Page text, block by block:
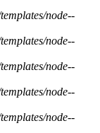
node--
node--
node--
node--
node--